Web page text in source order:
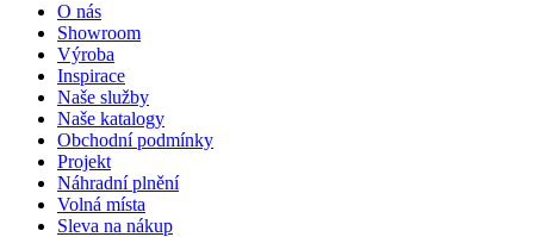
O nás
Showroom
Výroba
Inspirace
Naše služby
Naše katalogy
Obchodní podmínky
Projekt
Náhradní plnění
Volná místa
Sleva na nákup